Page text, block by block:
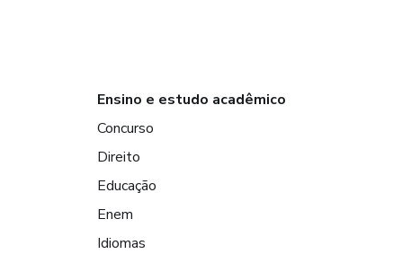
Ensino e estudo acadêmico
Concurso
Direito
Educação
Enem
Idiomas